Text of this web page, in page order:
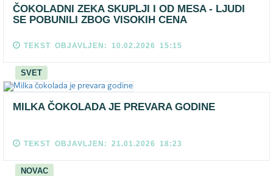
ČOKOLADNI ZEKA SKUPLJI I OD MESA - LJUDI
SE POBUNILI ZBOG VISOKIH CENA
TEKST OBJAVLJEN: 10.02.2026 15:15
SVET
MILKA ČOKOLADA JE PREVARA GODINE
TEKST OBJAVLJEN: 21.01.2026 18:23
NOVAC